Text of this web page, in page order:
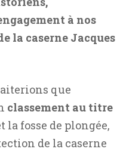
à nos
la caserne Jacques
que
classement au titre
fosse de plongée,
de la caserne